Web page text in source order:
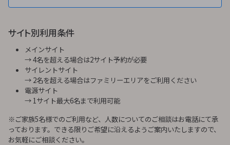
サイト別利用条件
メインサイト
→ 4名を超える場合は2サイト予約が必要
サイレントサイト
→ 2名を超える場合はファミリーエリアをご利用ください
電源サイト
→ 1サイト最大6名まで利用可能
※ご家族5名様でのご利用など、人数についてのご相談はお電話にて承
っております。できる限りご希望に沿えるようご案内いたしますので、
お気軽にご相談ください。